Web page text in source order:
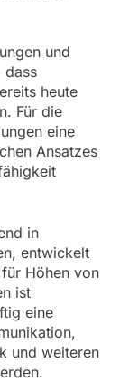
und
dass
heute
Für die
eine
Ansatzes
in
entwickelt
Höhen von
ist
eine
und weiteren